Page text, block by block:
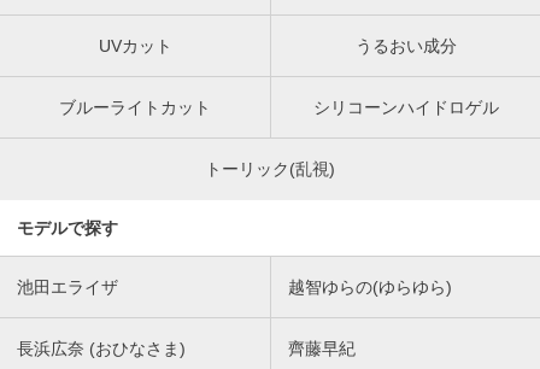
UVカット うるおい成分
ブルーライトカット シリコーンハイドロゲル
トーリック(乱視)
モデルで探す
池田エライザ 越智ゆらの(ゆらゆら)
長浜広奈 (おひなさま) 齊藤早紀